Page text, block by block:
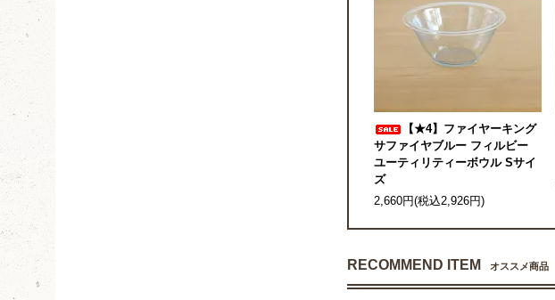
【★4】ファイヤーキング
サファイヤブルー フィルビー
ユーティリティーボウル Sサイ
ズ
2,660円(税込2,926円)
RECOMMEND ITEM オススメ商品